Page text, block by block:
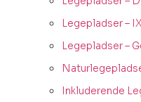
Legepladser –
Legepladser –
Inkluderende